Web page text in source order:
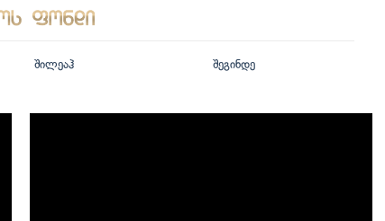
შილეაჰ შეგინდე